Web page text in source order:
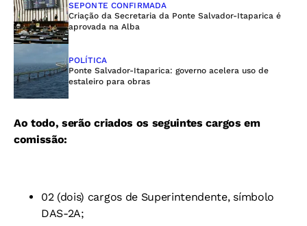
SEPONTE CONFIRMADA
Criação da Secretaria da Ponte Salvador-Itaparica é
aprovada na Alba
POLÍTICA
Ponte Salvador-Itaparica: governo acelera uso de
estaleiro para obras
Ao todo, serão criados os seguintes cargos em
comissão:
02 (dois) cargos de Superintendente, símbolo
DAS-2A;